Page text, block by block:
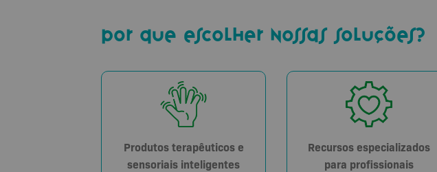
por que escolher nossas soluções?
Produtos terapêuticos e
sensoriais inteligentes
Recursos especializados
para profissionais